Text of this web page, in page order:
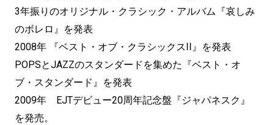
3年振りのオリジナル・クラシック・アルバム『哀しみ
のボレロ』を発表
2008年 『ベスト・オブ・クラシックスII』を発表
POPSとJAZZのスタンダードを集めた『ベスト・オ
ブ・スタンダード』を発表
2009年 EJTデビュー20周年記念盤『ジャパネスク』
を発売。